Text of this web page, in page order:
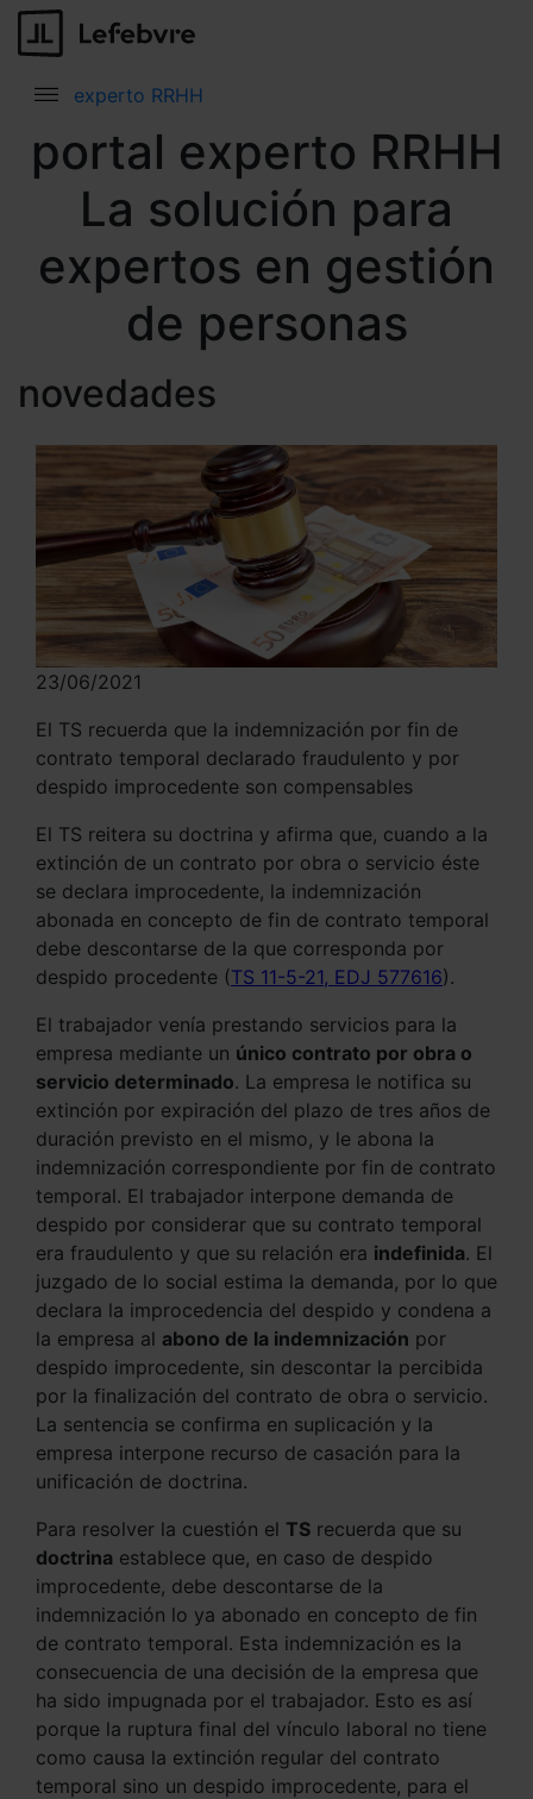
experto RRHH
portal experto RRHH
La solución para
expertos en gestión
de personas
novedades
23/06/2021
El TS recuerda que la indemnización por fin de
contrato temporal declarado fraudulento y por
despido improcedente son compensables
El TS reitera su doctrina y afirma que, cuando a la
extinción de un contrato por obra o servicio éste
se declara improcedente, la indemnización
abonada en concepto de fin de contrato temporal
debe descontarse de la que corresponda por
despido procedente (TS 11-5-21, EDJ 577616).
El trabajador venía prestando servicios para la
empresa mediante un único contrato por obra o
servicio determinado. La empresa le notifica su
extinción por expiración del plazo de tres años de
duración previsto en el mismo, y le abona la
indemnización correspondiente por fin de contrato
temporal. El trabajador interpone demanda de
despido por considerar que su contrato temporal
era fraudulento y que su relación era indefinida. El
juzgado de lo social estima la demanda, por lo que
declara la improcedencia del despido y condena a
la empresa al abono de la indemnización por
despido improcedente, sin descontar la percibida
por la finalización del contrato de obra o servicio.
La sentencia se confirma en suplicación y la
empresa interpone recurso de casación para la
unificación de doctrina.
Para resolver la cuestión el TS recuerda que su
doctrina establece que, en caso de despido
improcedente, debe descontarse de la
indemnización lo ya abonado en concepto de fin
de contrato temporal. Esta indemnización es la
consecuencia de una decisión de la empresa que
ha sido impugnada por el trabajador. Esto es así
porque la ruptura final del vínculo laboral no tiene
como causa la extinción regular del contrato
temporal sino un despido improcedente, para el